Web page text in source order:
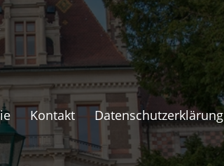
Kontakt Datenschutzerklärung